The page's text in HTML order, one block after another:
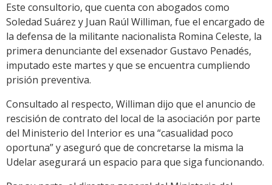
Este consultorio, que cuenta con abogados como
Soledad Suárez y Juan Raúl Williman, fue el encargado de
la defensa de la militante nacionalista Romina Celeste, la
primera denunciante del exsenador Gustavo Penadés,
imputado este martes y que se encuentra cumpliendo
prisión preventiva.
Consultado al respecto, Williman dijo que el anuncio de
rescisión de contrato del local de la asociación por parte
del Ministerio del Interior es una “casualidad poco
oportuna” y aseguró que de concretarse la misma la
Udelar asegurará un espacio para que siga funcionando.